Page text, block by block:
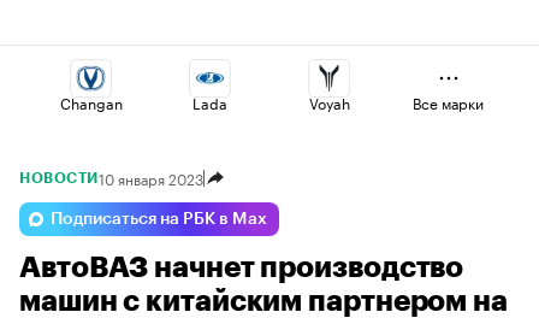
Changan Lada Voyah
Haval Omoda
Volga Jaecoo Esteo
Все марки
НОВОСТИ 10 января 2023
Подписаться на РБК в Max
АвтоВАЗ начнет производство
машин с китайским партнером на